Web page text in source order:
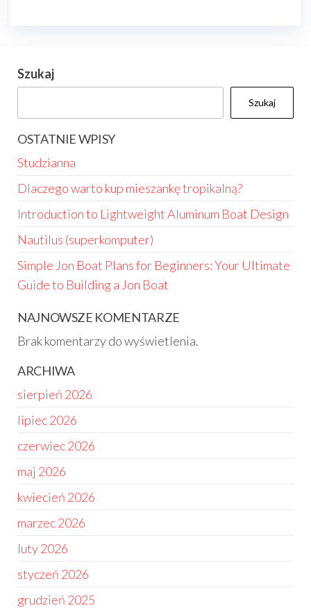
Szukaj
Szukaj
OSTATNIE WPISY
Studzianna
Dlaczego warto kup mieszankę tropikalną?
Introduction to Lightweight Aluminum Boat Design
Nautilus (superkomputer)
Simple Jon Boat Plans for Beginners: Your Ultimate
Guide to Building a Jon Boat
NAJNOWSZE KOMENTARZE
Brak komentarzy do wyświetlenia.
ARCHIWA
sierpień 2026
lipiec 2026
czerwiec 2026
maj 2026
kwiecień 2026
marzec 2026
luty 2026
styczeń 2026
grudzień 2025